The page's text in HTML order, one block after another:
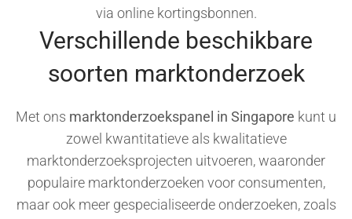
via online kortingsbonnen.
Verschillende beschikbare
soorten marktonderzoek
Met ons marktonderzoekspanel in Singapore kunt u
zowel kwantitatieve als kwalitatieve
marktonderzoeksprojecten uitvoeren, waaronder
populaire marktonderzoeken voor consumenten,
maar ook meer gespecialiseerde onderzoeken, zoals